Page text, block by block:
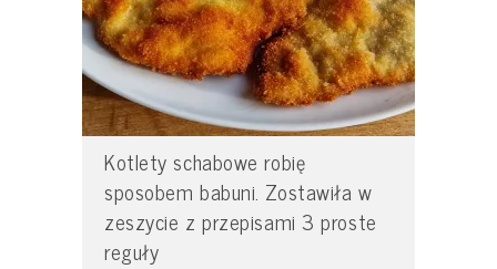
Kotlety schabowe robię
sposobem babuni. Zostawiła w
zeszycie z przepisami 3 proste
reguły